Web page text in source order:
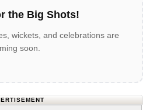
the Big Shots!
wickets, and celebrations are
soon.